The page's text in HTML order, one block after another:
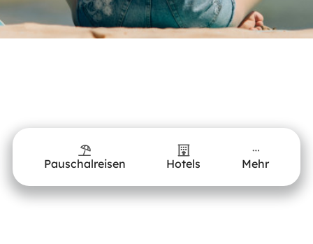
Pauschalreisen Hotels Mehr